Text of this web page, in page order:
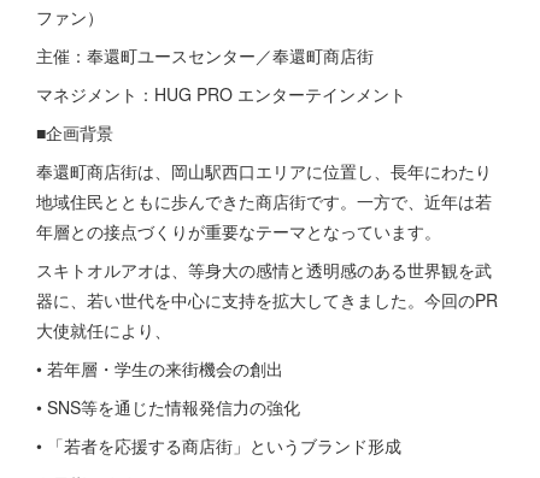
ファン）
主催：奉還町ユースセンター／奉還町商店街
マネジメント：HUG PRO エンターテインメント
■企画背景
奉還町商店街は、岡山駅西口エリアに位置し、長年にわたり
地域住民とともに歩んできた商店街です。一方で、近年は若
年層との接点づくりが重要なテーマとなっています。
スキトオルアオは、等身大の感情と透明感のある世界観を武
器に、若い世代を中心に支持を拡大してきました。今回のPR
大使就任により、
• 若年層・学生の来街機会の創出
• SNS等を通じた情報発信力の強化
• 「若者を応援する商店街」というブランド形成